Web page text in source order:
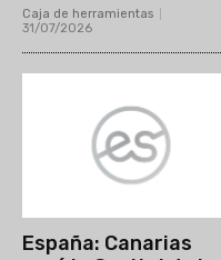
Caja de herramientas
31/07/2026
España: Canarias